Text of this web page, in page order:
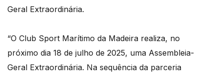
Geral Extraordinária.
“O Club Sport Marítimo da Madeira realiza, no
próximo dia 18 de julho de 2025, uma Assembleia-
Geral Extraordinária. Na sequência da parceria